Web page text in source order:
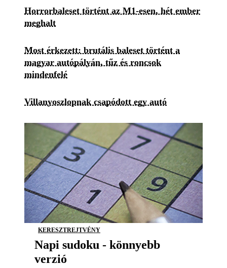
Horrorbaleset történt az M1-esen, hét ember
meghalt
Most érkezett: brutális baleset történt a
magyar autópályán, tűz és roncsok
mindenfelé
Villanyoszlopnak csapódott egy autó
KERESZTREJTVÉNY
Napi sudoku - könnyebb
verzió